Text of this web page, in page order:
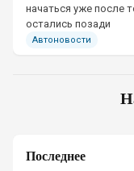
начаться уже после
остались позади
Автоновости
Последнее